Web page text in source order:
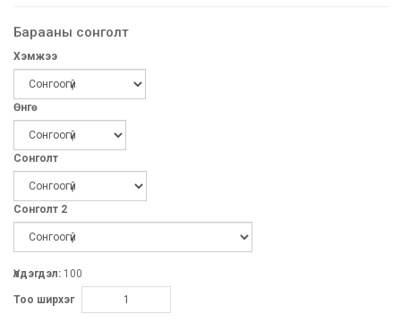
Барааны сонголт
Хэмжээ
Өнгө
Сонголт
Сонголт 2
Үлдэгдэл: 100
Тоо ширхэг